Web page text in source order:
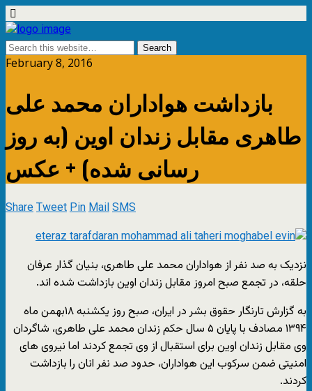
February 8, 2016
بازداشت هواداران محمد علی
طاهرى مقابل زندان اوین (به روز
رسانی شده) + عکس
ShareTweetPinMailSMS
نزدیک به صد نفر از هواداران محمد علی طاهرى، بنیان گذار عرفان
حلقه، در تجمع صبح امروز مقابل زندان اوین بازداشت شده اند.
به گزارش تارنگار حقوق بشر در ایران، صبح روز یکشنبه ۱۸بهمن ماه
۱۳۹۴ مصادف با پایان ۵ سال حکم زندان محمد علی طاهری، شاگردان
وی مقابل زندان اوین برای استقبال از وی تجمع کردند اما نیروی های
امنیتی ضمن سرکوب این هواداران، حدود صد نفر انان را بازداشت
کردند.